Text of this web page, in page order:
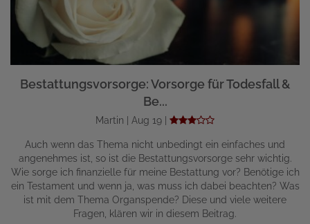
Bestattungsvorsorge: Vorsorge für Todesfall &
Be...
Martin | Aug 19 |
Auch wenn das Thema nicht unbedingt ein einfaches und
angenehmes ist, so ist die Bestattungsvorsorge sehr wichtig.
Wie sorge ich finanzielle für meine Bestattung vor? Benötige ich
ein Testament und wenn ja, was muss ich dabei beachten? Was
ist mit dem Thema Organspende? Diese und viele weitere
Fragen, klären wir in diesem Beitrag.